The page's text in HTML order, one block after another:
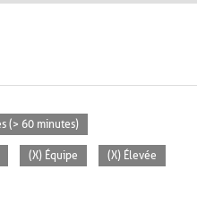
(> 60 minutes)
(X) Équipe (X) Élevée